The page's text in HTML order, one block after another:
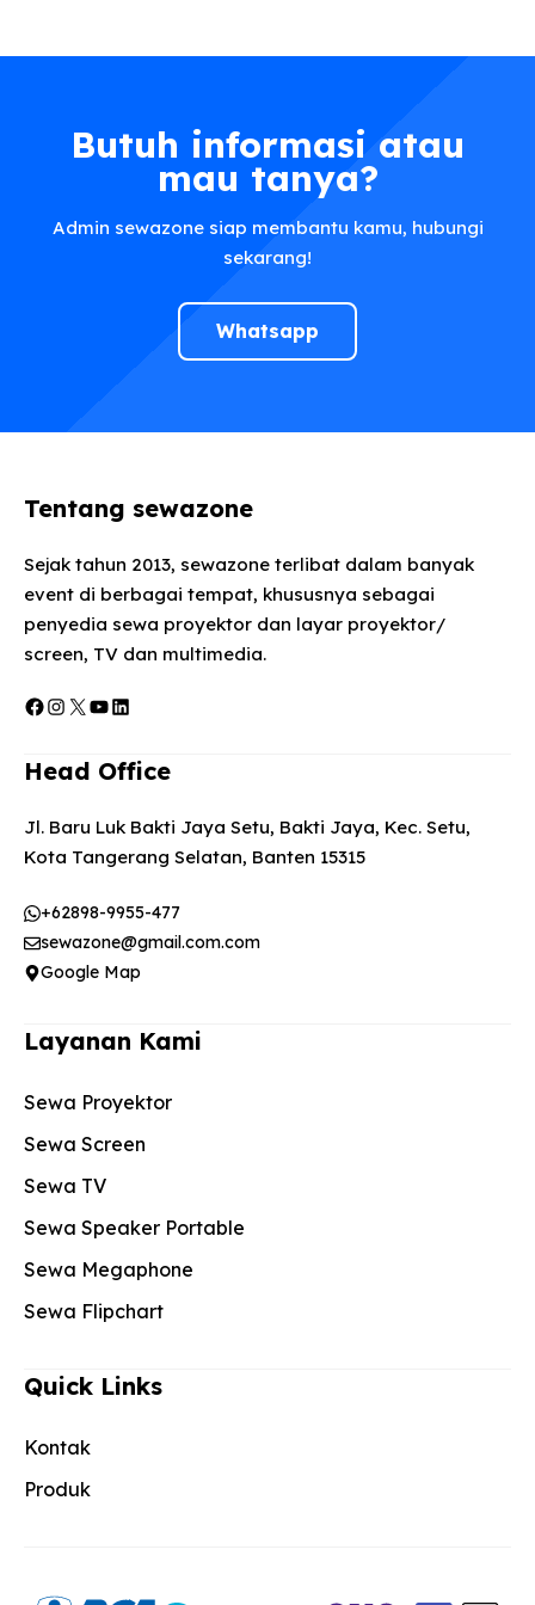
Butuh informasi atau
mau tanya?
Admin sewazone siap membantu kamu, hubungi
sekarang!
Whatsapp
Tentang sewazone
Sejak tahun 2013, sewazone terlibat dalam banyak
event di berbagai tempat, khususnya sebagai
penyedia sewa proyektor dan layar proyektor/
screen, TV dan multimedia.
Facebook
Instagram
X YouTube
LinkedIn
Head Office
Jl. Baru Luk Bakti Jaya Setu, Bakti Jaya, Kec. Setu,
Kota Tangerang Selatan, Banten 15315
+62898-9955-477
sewazone@gmail.com.com
Google Map
Layanan Kami
Sewa Proyektor
Sewa Screen
Sewa TV
Sewa Speaker Portable
Sewa Megaphone
Sewa Flipchart
Quick Links
Kontak
Produk